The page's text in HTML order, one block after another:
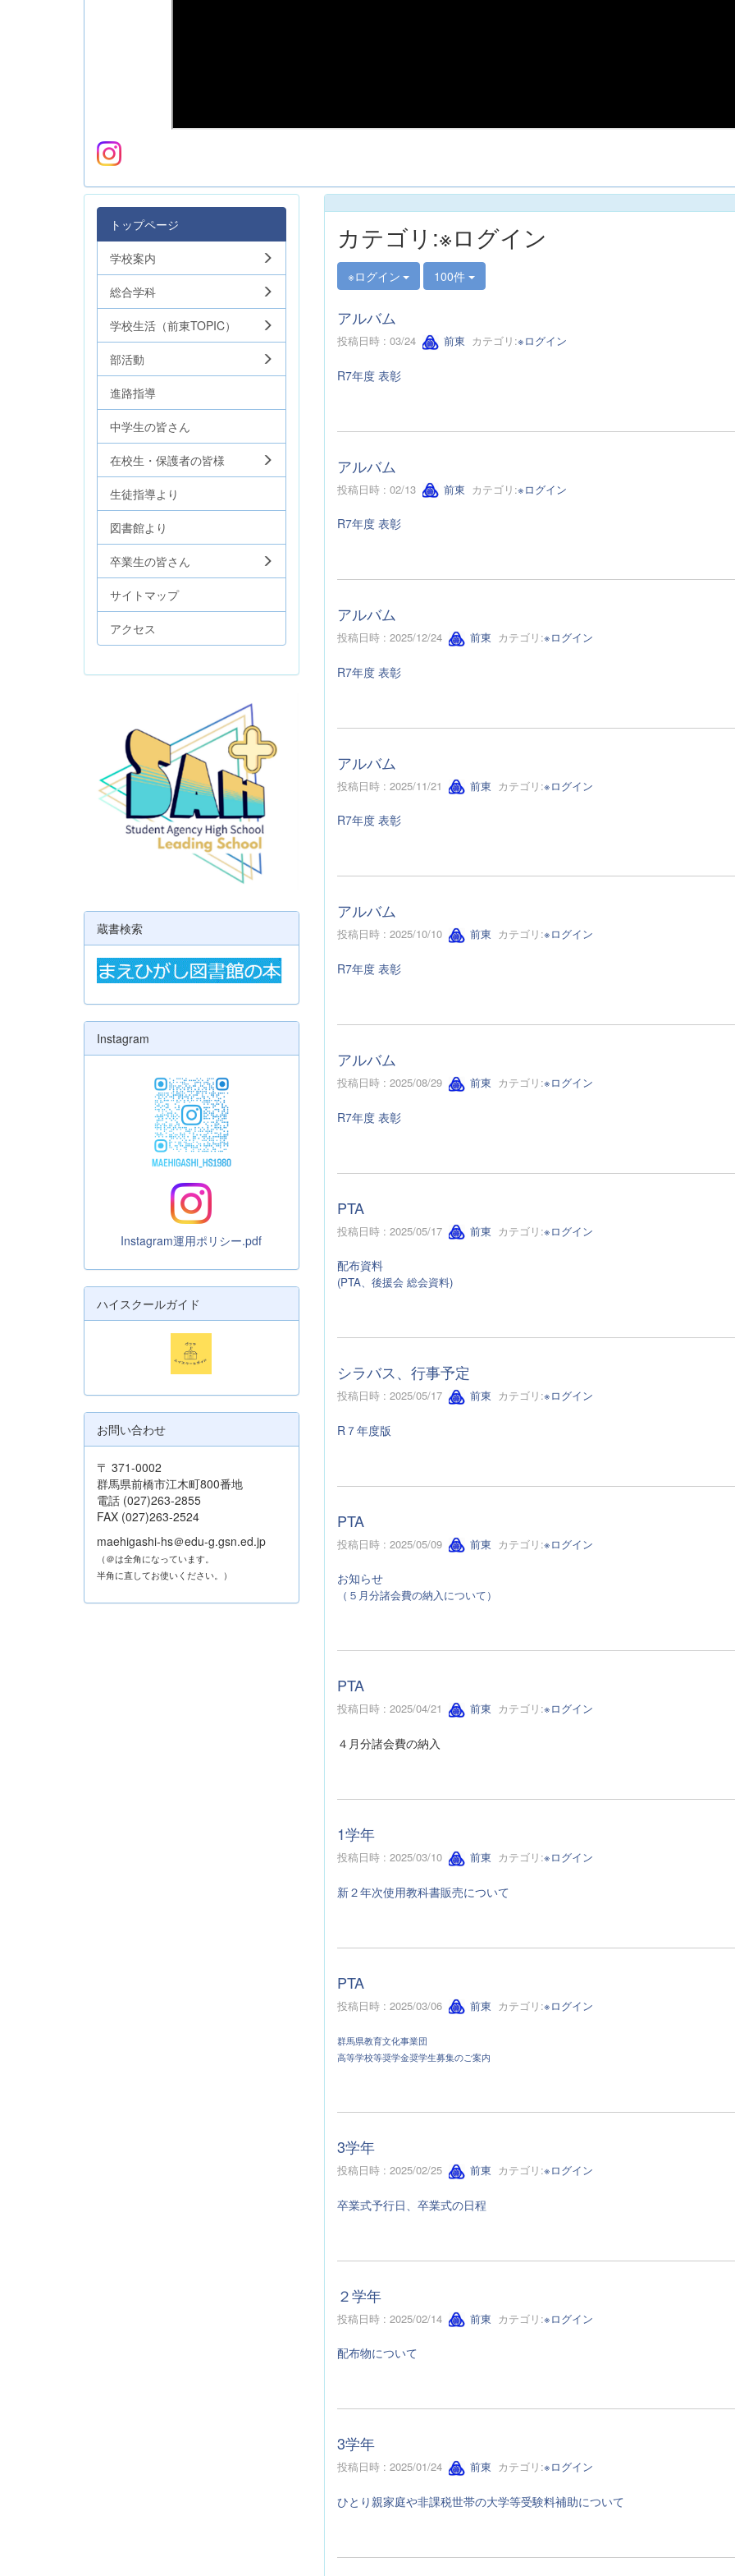
カテゴリ:※ログイン
※ログイン 100件
アルバム
投稿日時 : 03/24 前東 カテゴリ:※ログイン
R7年度 表彰
アルバム
投稿日時 : 02/13 前東 カテゴリ:※ログイン
R7年度 表彰
アルバム
投稿日時 : 2025/12/24 前東 カテゴリ:※ログイン
R7年度 表彰
アルバム
投稿日時 : 2025/11/21 前東 カテゴリ:※ログイン
R7年度 表彰
アルバム
投稿日時 : 2025/10/10 前東 カテゴリ:※ログイン
R7年度 表彰
アルバム
投稿日時 : 2025/08/29 前東 カテゴリ:※ログイン
R7年度 表彰
PTA
投稿日時 : 2025/05/17 前東 カテゴリ:※ログイン
配布資料
(PTA、後援会 総会資料)
シラバス、行事予定
投稿日時 : 2025/05/17 前東 カテゴリ:※ログイン
R７年度版
PTA
投稿日時 : 2025/05/09 前東 カテゴリ:※ログイン
お知らせ
（５月分諸会費の納入について）
PTA
投稿日時 : 2025/04/21 前東 カテゴリ:※ログイン
４月分諸会費の納入
1学年
投稿日時 : 2025/03/10 前東 カテゴリ:※ログイン
新２年次使用教科書販売について
PTA
投稿日時 : 2025/03/06 前東 カテゴリ:※ログイン
群馬県教育文化事業団
高等学校等奨学金奨学生募集のご案内
3学年
投稿日時 : 2025/02/25 前東 カテゴリ:※ログイン
卒業式予行日、卒業式の日程
２学年
投稿日時 : 2025/02/14 前東 カテゴリ:※ログイン
配布物について
3学年
投稿日時 : 2025/01/24 前東 カテゴリ:※ログイン
ひとり親家庭や非課税世帯の大学等受験料補助について
トップページ
学校案内
総合学科
学校生活（前東TOPIC）
部活動
進路指導
中学生の皆さん
在校生・保護者の皆様
生徒指導より
図書館より
卒業生の皆さん
サイトマップ
アクセス
蔵書検索
Instagram
Instagram運用ポリシー.pdf
ハイスクールガイド
お問い合わせ
〒 371-0002
群馬県前橋市江木町800番地
電話 (027)263-2855
FAX (027)263-2524
maehigashi-hs＠edu-g.gsn.ed.jp
（＠は全角になっています。
半角に直してお使いください。）